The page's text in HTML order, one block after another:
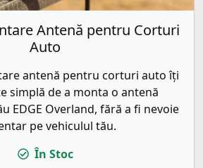
Antenă pentru Corturi
Auto
antenă pentru corturi auto îți
simplă de a monta o antenă
EDGE Overland, fără a fi nevoie
pe vehiculul tău.
În Stoc